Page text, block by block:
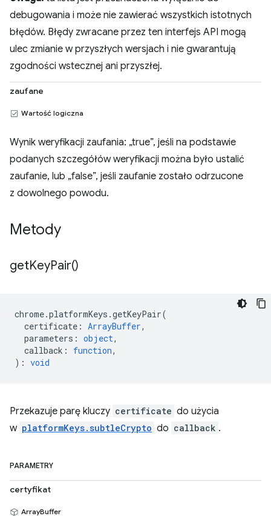
debugowania i może nie zawierać wszystkich istotnych
błędów. Błędy zwracane przez ten interfejs API mogą
ulec zmianie w przyszłych wersjach i nie gwarantują
zgodności wstecznej ani przyszłej.
zaufane
Wartość logiczna
Wynik weryfikacji zaufania: „true”, jeśli na podstawie
podanych szczegółów weryfikacji można było ustalić
zaufanie, lub „false”, jeśli zaufanie zostało odrzucone
z dowolnego powodu.
Metody
getKeyPair()
chrome.platformKeys .getKeyPair(
certificate : ArrayBuffer,
parameters : object,
callback : function,
) : void
Przekazuje parę kluczy certificate do użycia
w platformKeys.subtleCrypto do callback .
PARAMETRY
certyfikat
ArrayBuffer